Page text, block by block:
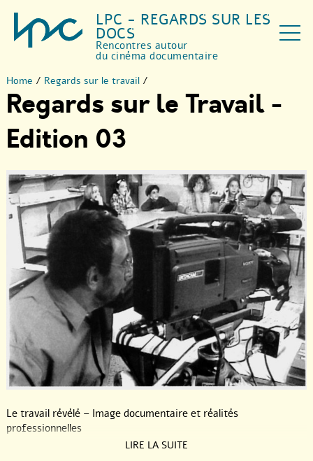
LPC - REGARDS SUR LES
DOCS
Rencontres autour
du cinéma documentaire
Home / Regards sur le travail /
Regards sur le Travail -
Edition 03
Le travail révélé – Image documentaire et réalités
professionnelles
Quatre jours de projections et de débats autour de la question
LIRE LA SUITE